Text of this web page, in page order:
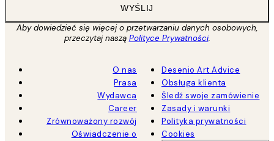
WYŚLIJ
Aby dowiedzieć się więcej o przetwarzaniu danych osobowych,
przeczytaj naszą Polityce Prywatności.
O nas
Prasa
Wydawca
Career
Zrównoważony rozwój
Oświadczenie o
Desenio Art Advice
Obsługa klienta
Śledź swoje zamówienie
Zasady i warunki
Polityka prywatności
Cookies